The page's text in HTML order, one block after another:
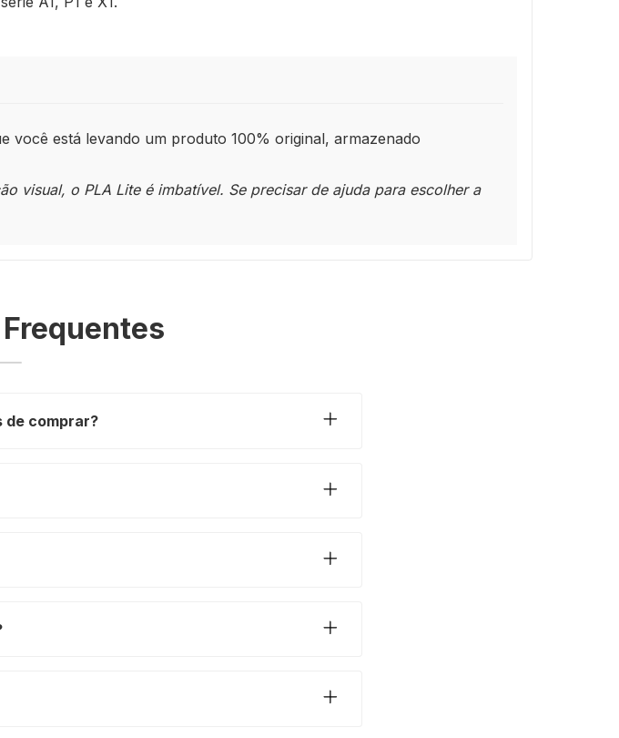
você está levando um produto 100% original, armazenado
visual, o PLA Lite é imbatível. Se precisar de ajuda para escolher a
de comprar?